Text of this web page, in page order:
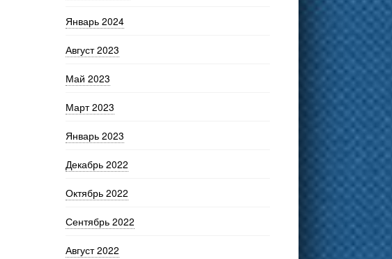
Январь 2024
Август 2023
Май 2023
Март 2023
Январь 2023
Декабрь 2022
Октябрь 2022
Сентябрь 2022
Август 2022